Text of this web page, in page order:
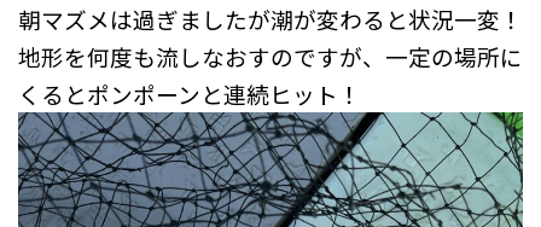
朝マズメは過ぎましたが潮が変わると状況一変！
地形を何度も流しなおすのですが、一定の場所に
くるとポンポーンと連続ヒット！